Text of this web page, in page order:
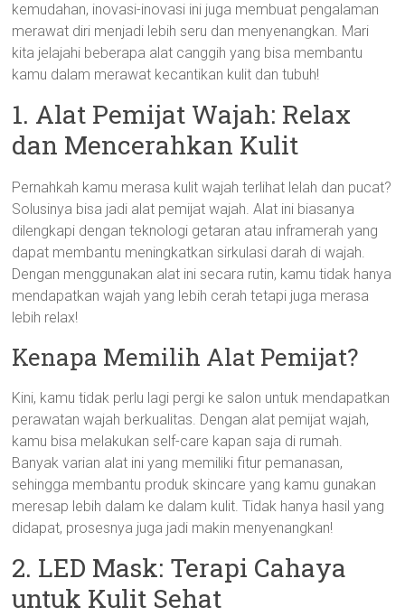
kemudahan, inovasi-inovasi ini juga membuat pengalaman
merawat diri menjadi lebih seru dan menyenangkan. Mari
kita jelajahi beberapa alat canggih yang bisa membantu
kamu dalam merawat kecantikan kulit dan tubuh!
1. Alat Pemijat Wajah: Relax
dan Mencerahkan Kulit
Pernahkah kamu merasa kulit wajah terlihat lelah dan pucat?
Solusinya bisa jadi alat pemijat wajah. Alat ini biasanya
dilengkapi dengan teknologi getaran atau inframerah yang
dapat membantu meningkatkan sirkulasi darah di wajah.
Dengan menggunakan alat ini secara rutin, kamu tidak hanya
mendapatkan wajah yang lebih cerah tetapi juga merasa
lebih relax!
Kenapa Memilih Alat Pemijat?
Kini, kamu tidak perlu lagi pergi ke salon untuk mendapatkan
perawatan wajah berkualitas. Dengan alat pemijat wajah,
kamu bisa melakukan self-care kapan saja di rumah.
Banyak varian alat ini yang memiliki fitur pemanasan,
sehingga membantu produk skincare yang kamu gunakan
meresap lebih dalam ke dalam kulit. Tidak hanya hasil yang
didapat, prosesnya juga jadi makin menyenangkan!
2. LED Mask: Terapi Cahaya
untuk Kulit Sehat